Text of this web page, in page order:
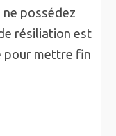
ne possédez
résiliation est
pour mettre fin